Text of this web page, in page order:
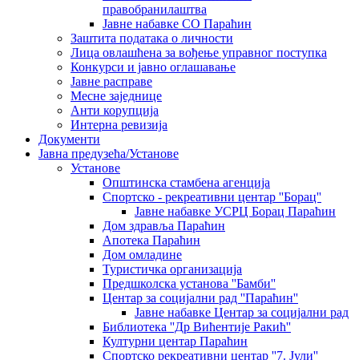
правобранилаштва
Јавне набавке СО Параћин
Заштита података о личности
Лица овлашћена за вођење управног поступка
Конкурси и јавно оглашавање
Јавне расправе
Месне заједнице
Анти корупција
Интерна ревизија
Документи
Јавна предузећа/Установе
Установе
Општинскa стамбенa агенцијa
Спортско - рекреативни центар ''Борац''
Јавне набавке УСРЦ Борац Параћин
Дом здравља Параћин
Апотека Параћин
Дом омладине
Туристичка организација
Предшколска установа ''Бамби''
Центар за социјални рад ''Параћин''
Јавне набавке Центар за социјални рад
Библиотека ''Др Вићентије Ракић''
Културни центар Параћин
Спортско рекреативни центар ''7. Јули''